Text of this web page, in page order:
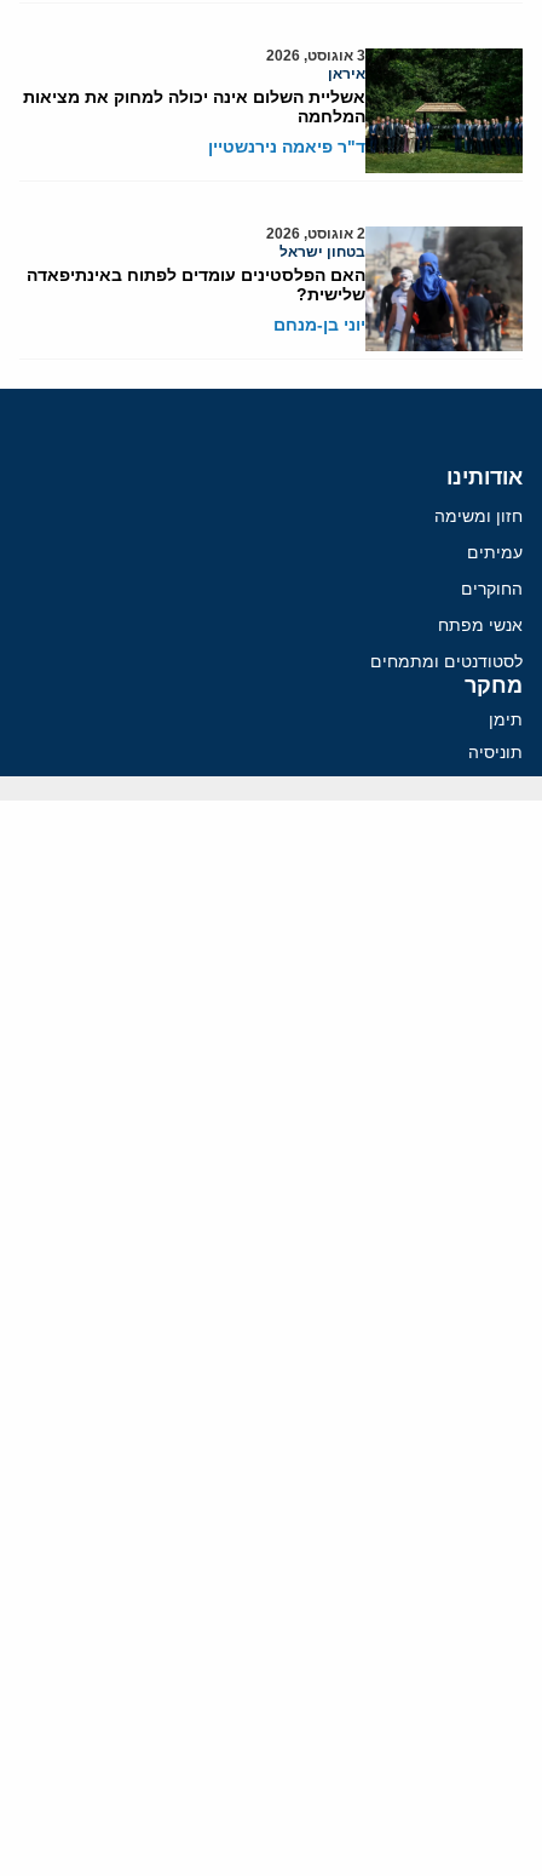
3 אוגוסט, 2026
איראן
אשליית השלום אינה יכולה למחוק את מציאות
המלחמה
ד"ר פיאמה נירנשטיין
2 אוגוסט, 2026
בטחון ישראל
האם הפלסטינים עומדים לפתוח באינתיפאדה
שלישית?
יוני בן-מנחם
אודותינו
חזון ומשימה
עמיתים
החוקרים
אנשי מפתח
לסטודנטים ומתמחים
מחקר
תימן
תוניסיה